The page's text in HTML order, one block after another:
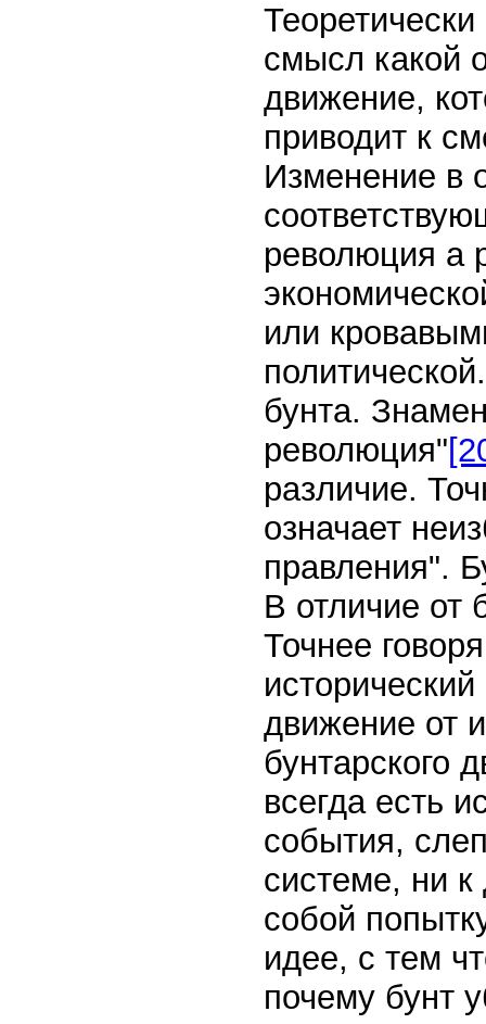
смысл какой
движение,
приводит к
Изменение в
революция а
или
бунта.
революция"
различие.
означает
правления".
В отличие от
Точнее
движение от
бунтарского
всегда есть
события,
системе, ни
собой
идее, с тем
почему бунт